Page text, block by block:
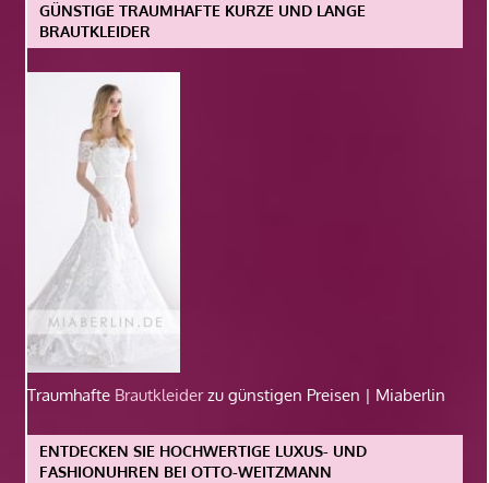
GÜNSTIGE TRAUMHAFTE KURZE UND LANGE
BRAUTKLEIDER
Traumhafte Brautkleiderzu günstigen Preisen | Miaberlin
ENTDECKEN SIE HOCHWERTIGE LUXUS- UND
FASHIONUHREN BEI OTTO-WEITZMANN